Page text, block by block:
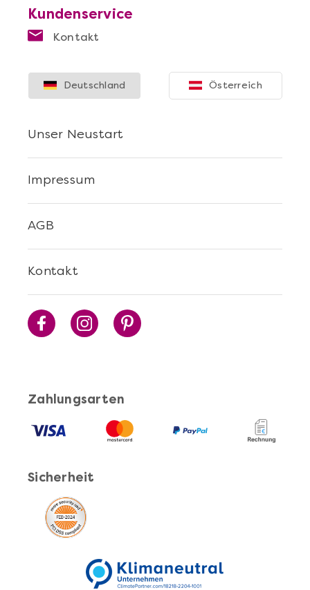
Mehr anzeigen
Sushi Selber Machen - DIY-Set
Mehr anzeigen
Cocktails Selber Machen - DIY-Set
Kundenservice
Kontakt
Zahlungsarten
Sicherheit
Kontakt
AGB
Impressum
Unser Neustart
Deutschland Österreich